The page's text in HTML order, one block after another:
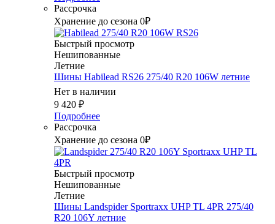
Рассрочка
Хранение до сезона 0₽
Быстрый просмотр
Нешипованные
Летние
Шины Habilead RS26 275/40 R20 106W летние
Нет в наличии
9 420 ₽
Подробнее
Рассрочка
Хранение до сезона 0₽
Быстрый просмотр
Нешипованные
Летние
Шины Landspider Sportraxx UHP TL 4PR 275/40
R20 106Y летние